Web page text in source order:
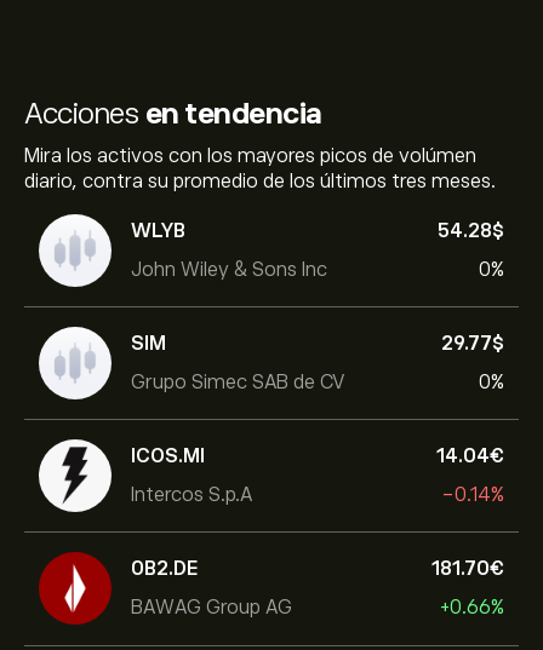
Acciones en tendencia
Mira los activos con los mayores picos de volúmen
diario, contra su promedio de los últimos tres meses.
WLYB
John Wiley & Sons Inc
54.28‎$‎
0%
SIM
Grupo Simec SAB de CV
29.77‎$‎
0%
ICOS.MI
Intercos S.p.A
14.04‎€‎
-0.14%
0B2.DE
BAWAG Group AG
181.70‎€‎
+0.66%